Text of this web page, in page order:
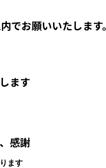
でお願いいたしま
ます
感謝
ます